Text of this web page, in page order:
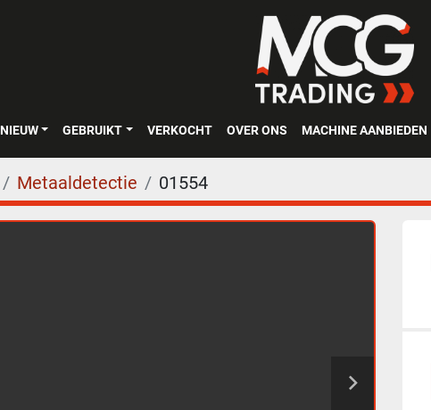
NIEUW GEBRUIKT VERKOCHT OVER ONS MACHINE AANBIEDEN
Metaaldetectie 01554